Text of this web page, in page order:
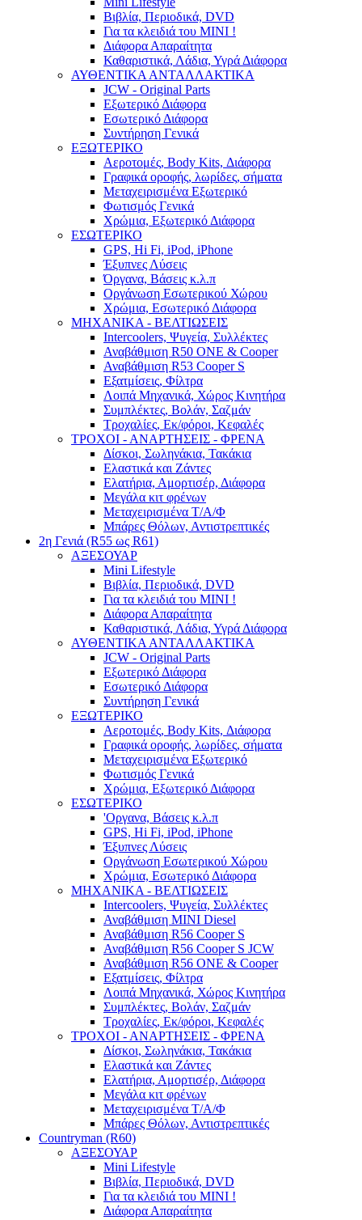
Βιβλία, Περιοδικά, DVD
Για τα κλειδιά του MINI !
Διάφορα Απαραίτητα
Καθαριστικά, Λάδια, Υγρά Διάφορα
ΑΥΘΕΝΤΙΚΑ ΑΝΤΑΛΛΑΚΤΙΚΑ
JCW - Original Parts
Εξωτερικό Διάφορα
Εσωτερικό Διάφορα
Συντήρηση Γενικά
ΕΞΩΤΕΡΙΚΟ
Αεροτομές, Body Kits, Διάφορα
Γραφικά οροφής, λωρίδες, σήματα
Μεταχειρισμένα Εξωτερικό
Φωτισμός Γενικά
Χρώμια, Εξωτερικό Διάφορα
ΕΣΩΤΕΡΙΚΟ
GPS, Hi Fi, iPod, iPhone
Έξυπνες Λύσεις
Όργανα, Βάσεις κ.λ.π
Οργάνωση Εσωτερικού Χώρου
Χρώμια, Εσωτερικό Διάφορα
ΜΗΧΑΝΙΚΑ - ΒΕΛΤΙΩΣΕΙΣ
Intercoolers, Ψυγεία, Συλλέκτες
Αναβάθμιση R50 ONE & Cooper
Αναβάθμιση R53 Cooper S
Εξατμίσεις, Φίλτρα
Λοιπά Μηχανικά, Χώρος Κινητήρα
Συμπλέκτες, Βολάν, Σαζμάν
Τροχαλίες, Εκ/φόροι, Κεφαλές
ΤΡΟΧΟΙ - ΑΝΑΡΤΗΣΕΙΣ - ΦΡΕΝΑ
Δίσκοι, Σωληνάκια, Τακάκια
Ελαστικά και Ζάντες
Ελατήρια, Αμορτισέρ, Διάφορα
Μεγάλα κιτ φρένων
Μεταχειρισμένα Τ/Α/Φ
Μπάρες Θόλων, Αντιστρεπτικές
2η Γενιά (R55 ως R61)
ΑΞΕΣΟΥΑΡ
Mini Lifestyle
Βιβλία, Περιοδικά, DVD
Για τα κλειδιά του MINI !
Διάφορα Απαραίτητα
Καθαριστικά, Λάδια, Υγρά Διάφορα
ΑΥΘΕΝΤΙΚΑ ΑΝΤΑΛΛΑΚΤΙΚΑ
JCW - Original Parts
Εξωτερικό Διάφορα
Εσωτερικό Διάφορα
Συντήρηση Γενικά
ΕΞΩΤΕΡΙΚΟ
Αεροτομές, Body Kits, Διάφορα
Γραφικά οροφής, λωρίδες, σήματα
Μεταχειρισμένα Εξωτερικό
Φωτισμός Γενικά
Χρώμια, Εξωτερικό Διάφορα
ΕΣΩΤΕΡΙΚΟ
'Οργανα, Βάσεις κ.λ.π
GPS, Hi Fi, iPod, iPhone
Έξυπνες Λύσεις
Οργάνωση Εσωτερικού Χώρου
Χρώμια, Εσωτερικό Διάφορα
ΜΗΧΑΝΙΚΑ - ΒΕΛΤΙΩΣΕΙΣ
Intercoolers, Ψυγεία, Συλλέκτες
Αναβάθμιση MINI Diesel
Αναβάθμιση R56 Cooper S
Αναβάθμιση R56 Cooper S JCW
Αναβάθμιση R56 ONE & Cooper
Εξατμίσεις, Φίλτρα
Λοιπά Μηχανικά, Χώρος Κινητήρα
Συμπλέκτες, Βολάν, Σαζμάν
Τροχαλίες, Εκ/φόροι, Κεφαλές
ΤΡΟΧΟΙ - ΑΝΑΡΤΗΣΕΙΣ - ΦΡΕΝΑ
Δίσκοι, Σωληνάκια, Τακάκια
Ελαστικά και Ζάντες
Ελατήρια, Αμορτισέρ, Διάφορα
Μεγάλα κιτ φρένων
Μεταχειρισμένα Τ/Α/Φ
Μπάρες Θόλων, Αντιστρεπτικές
Countryman (R60)
ΑΞΕΣΟΥΑΡ
Mini Lifestyle
Βιβλία, Περιοδικά, DVD
Για τα κλειδιά του MINI !
Διάφορα Απαραίτητα